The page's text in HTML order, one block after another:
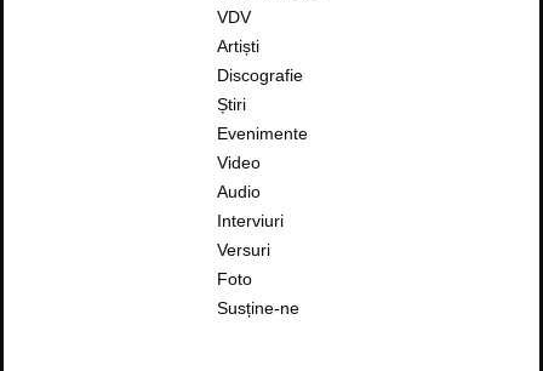
VDV
Artiști
Discografie
Știri
Evenimente
Video
Audio
Interviuri
Versuri
Foto
Susține-ne